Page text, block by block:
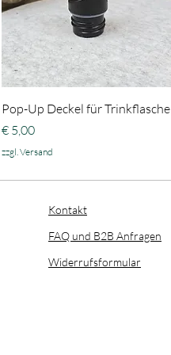
Schnellansicht
Pop-Up Deckel für Trinkflasche
Preis
€ 5,00
zzgl. Versand
Kontakt
FAQ und B2B Anfragen
​Widerrufsformular